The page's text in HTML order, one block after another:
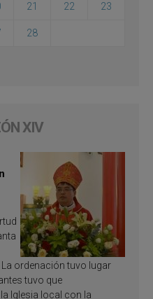
21 22 23
28
XIV
La ordenación tuvo lugar
tuvo que
Iglesia local con la